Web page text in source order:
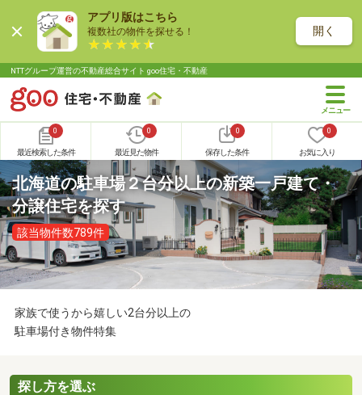
アプリ版はこちら
複数社の物件を探せる！ 開く
NTTグループ運営の不動産総合サイト goo住宅・不動産
0
最近検索した条件
0
最近見た物件
0
保存した条件
0
お気に入り
北海道の駐車場２台分以上の新築一戸建て・
分譲住宅を探す
該当物件数789件
家族で使うから嬉しい2台分以上の
駐車場付き物件特集
探し方を選ぶ